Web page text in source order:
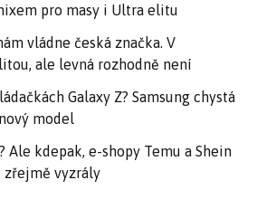
pro masy i Ultra elitu
vládne česká značka. V
ale levná rozhodně není
Galaxy Z? Samsung chystá
model
Ale kdepak, e-shopy Temu a Shein
zřejmě vyzrály